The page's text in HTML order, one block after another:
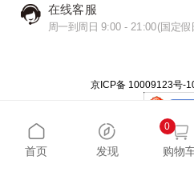
在线客服
周一到周日 9:00 - 21:00(国定假
京ICP备 10009123号
首页 发现
0
购物